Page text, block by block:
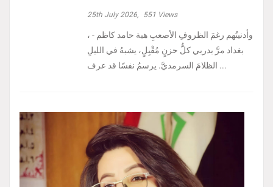
25th July 2026, 551 Views
، وأدنيتُهم رغمَ الظروفِ الأصعبِ هبة حامد كاظم -
بغداد مرَّ بدربي كلُّ حزنٍ مُقْبِلٍ، يشبهُ في الليلِ
الظلامَ السرمديَّ. يرسمُ نفسًا قد عرف ...